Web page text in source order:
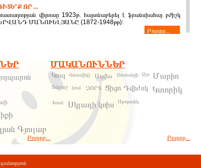
ՈՐ ...
վիրուսը 1923թ. հայտնաբերել է ֆրանսիահայ բժիշկ
ՄԱՆՈՒԵԼՅԱՆԸ (1872-1948թթ):
Բոլորը...
ստեղծվելու էր ինքնավար մարզ: Ադրբեջանը չէր
նույնիսկ ինքնավարության այդ կարգավիճակը տրամադրել
ին: 1921թ. դիմելով Կոմկուսի կովկասյան Բյուրոյին` առաջարկեց
ին ինքնավարություն չտարմադրել: Կումունիստական խավի
ՄԱՐՏԱԿԱՆ ՈՒ ԶԻՆԱՏԱՐ ԽՄԲԵՐԻ
1903-1904 ԹԹ. 3. 1. «Մրրիկ»
հեծելախմբի անցումը Սասուն
Սասունում և Դաշտում ընթացող կռիվներին զուգընթաց,
թշնամու դեմ մարտեր էին մղում զինատար ու մարտական խմբերը,
զորագնդերի և քուրդ աշիրեթների դեմ մարտնչող
Թեպետ ժամանակաշրջանի ու արմատական
Գյուլաբ
Բոլորը...
ՄԱԿԱՆՈՒՆՆԵՐ
Կուզ Վնաս(իկ) Աղվես Ջումանջի Զլո Մարիո
Տմբուշ Հում ՉՈՐՏ Ցիցո Դվիժոկ Կտորիկ
Խուճ Սկլադի կռիս Աբորտիկ
Բոլորը...